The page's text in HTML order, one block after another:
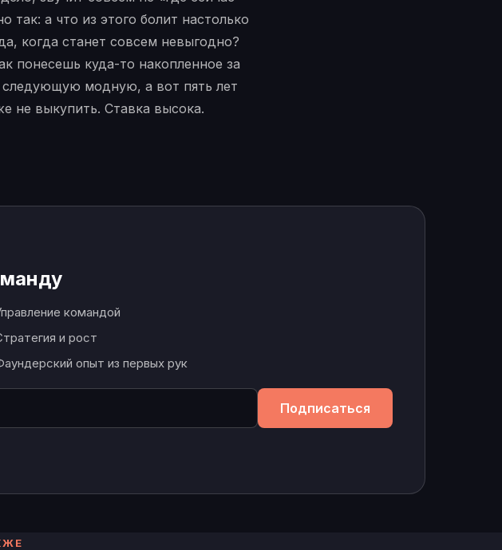
так: а что из этого болит настолько
когда станет совсем невыгодно?
понесешь куда-то накопленное за
модную, а вот пять лет
не выкупить. Ставка высока.
командой
и рост
опыт из первых рук
Подписаться